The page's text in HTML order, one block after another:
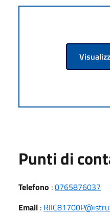
Punti di
Telefono :0765876037
Email :